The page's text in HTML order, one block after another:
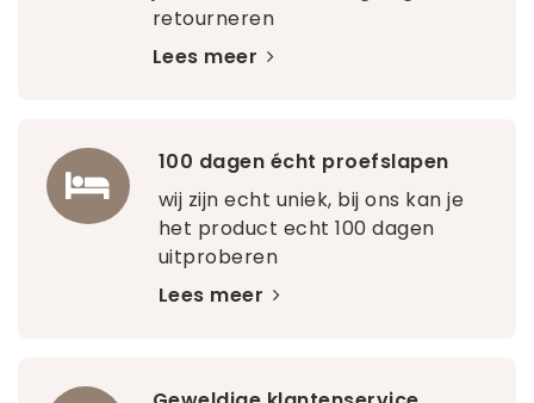
retourneren
Lees meer
100 dagen écht proefslapen
wij zijn echt uniek, bij ons kan je
het product echt 100 dagen
uitproberen
Lees meer